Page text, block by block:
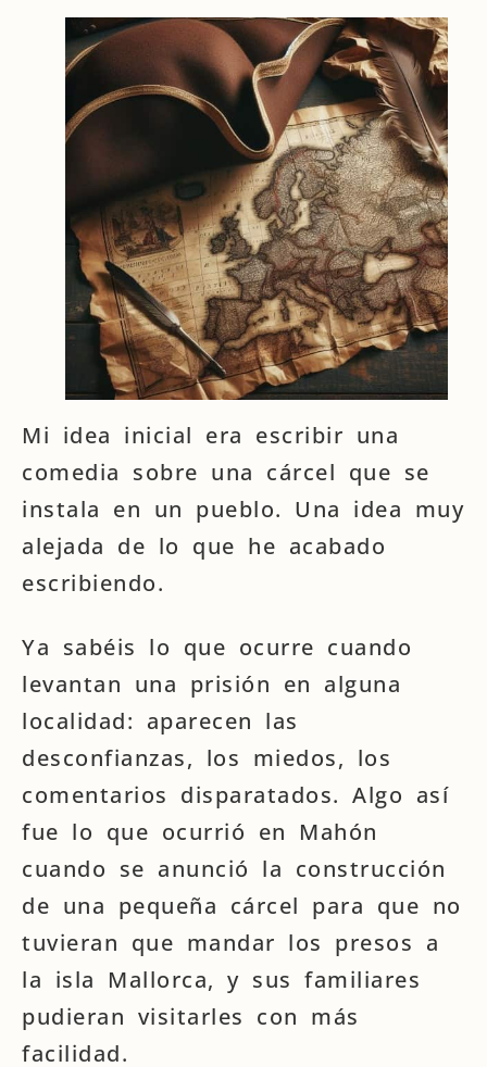
Mi idea inicial era escribir una
comedia sobre una cárcel que se
instala en un pueblo. Una idea muy
alejada de lo que he acabado
escribiendo.
Ya sabéis lo que ocurre cuando
levantan una prisión en alguna
localidad: aparecen las
desconfianzas, los miedos, los
comentarios disparatados. Algo así
fue lo que ocurrió en Mahón
cuando se anunció la construcción
de una pequeña cárcel para que no
tuvieran que mandar los presos a
la isla Mallorca, y sus familiares
pudieran visitarles con más
facilidad.